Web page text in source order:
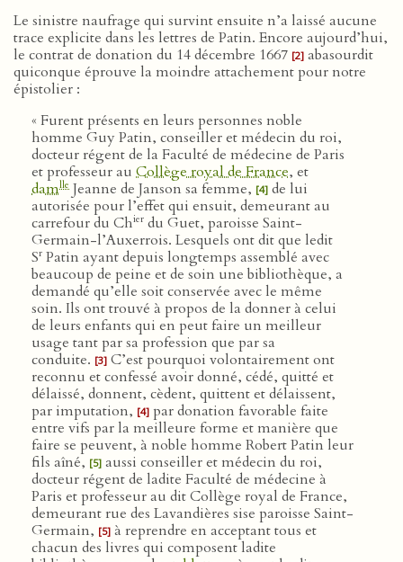
Le sinistre naufrage qui survint ensuite n’a laissé aucune
trace explicite dans les lettres de Patin. Encore aujourd’hui,
le contrat de donation du 14 décembre 1667 [2] abasourdit
quiconque éprouve la moindre attachement pour notre
épistolier :
« Furent présents en leurs personnes noble
homme Guy Patin, conseiller et médecin du roi,
docteur régent de la Faculté de médecine de Paris
et professeur au Collège royal de France, et
damlle Jeanne de Janson sa femme, [4] de lui
autorisée pour l’effet qui ensuit, demeurant au
carrefour du Chier du Guet, paroisse Saint-
Germain-l’Auxerrois. Lesquels ont dit que ledit
Sr Patin ayant depuis longtemps assemblé avec
beaucoup de peine et de soin une bibliothèque, a
demandé qu’elle soit conservée avec le même
soin. Ils ont trouvé à propos de la donner à celui
de leurs enfants qui en peut faire un meilleur
usage tant par sa profession que par sa
conduite. [3] C’est pourquoi volontairement ont
reconnu et confessé avoir donné, cédé, quitté et
délaissé, donnent, cèdent, quittent et délaissent,
par imputation, [4] par donation favorable faite
entre vifs par la meilleure forme et manière que
faire se peuvent, à noble homme Robert Patin leur
fils aîné, [5] aussi conseiller et médecin du roi,
docteur régent de ladite Faculté de médecine à
Paris et professeur au dit Collège royal de France,
demeurant rue des Lavandières sise paroisse Saint-
Germain, [5] à reprendre en acceptant tous et
chacun des livres qui composent ladite